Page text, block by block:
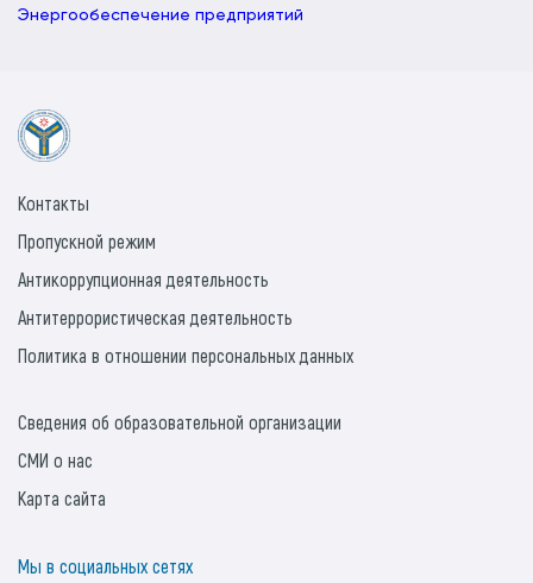
Энергообеспечение предприятий
Контакты
Пропускной режим
Антикоррупционная деятельность
Антитеррористическая деятельность
Политика в отношении персональных данных
Сведения об образовательной организации
СМИ о нас
Карта сайта
Мы в социальных сетях